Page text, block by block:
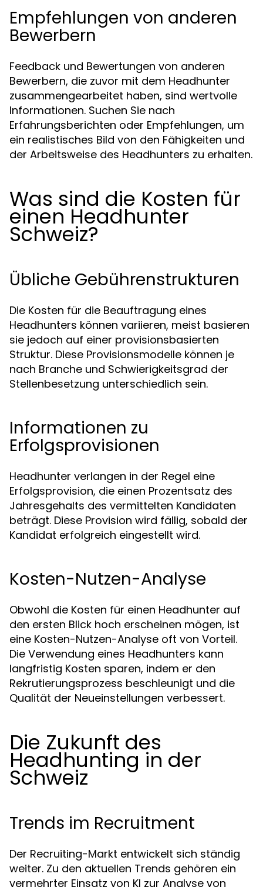
Empfehlungen von anderen
Bewerbern
Feedback und Bewertungen von anderen
Bewerbern, die zuvor mit dem Headhunter
zusammengearbeitet haben, sind wertvolle
Informationen. Suchen Sie nach
Erfahrungsberichten oder Empfehlungen, um
ein realistisches Bild von den Fähigkeiten und
der Arbeitsweise des Headhunters zu erhalten.
Was sind die Kosten für
einen Headhunter
Schweiz?
Übliche Gebührenstrukturen
Die Kosten für die Beauftragung eines
Headhunters können variieren, meist basieren
sie jedoch auf einer provisionsbasierten
Struktur. Diese Provisionsmodelle können je
nach Branche und Schwierigkeitsgrad der
Stellenbesetzung unterschiedlich sein.
Informationen zu
Erfolgsprovisionen
Headhunter verlangen in der Regel eine
Erfolgsprovision, die einen Prozentsatz des
Jahresgehalts des vermittelten Kandidaten
beträgt. Diese Provision wird fällig, sobald der
Kandidat erfolgreich eingestellt wird.
Kosten-Nutzen-Analyse
Obwohl die Kosten für einen Headhunter auf
den ersten Blick hoch erscheinen mögen, ist
eine Kosten-Nutzen-Analyse oft von Vorteil.
Die Verwendung eines Headhunters kann
langfristig Kosten sparen, indem er den
Rekrutierungsprozess beschleunigt und die
Qualität der Neueinstellungen verbessert.
Die Zukunft des
Headhunting in der
Schweiz
Trends im Recruitment
Der Recruiting-Markt entwickelt sich ständig
weiter. Zu den aktuellen Trends gehören ein
vermehrter Einsatz von KI zur Analyse von